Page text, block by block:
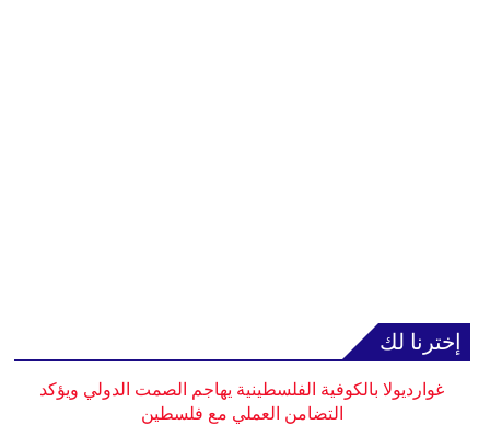
إخترنا لك
غوارديولا بالكوفية الفلسطينية يهاجم الصمت الدولي ويؤكد
التضامن العملي مع فلسطين